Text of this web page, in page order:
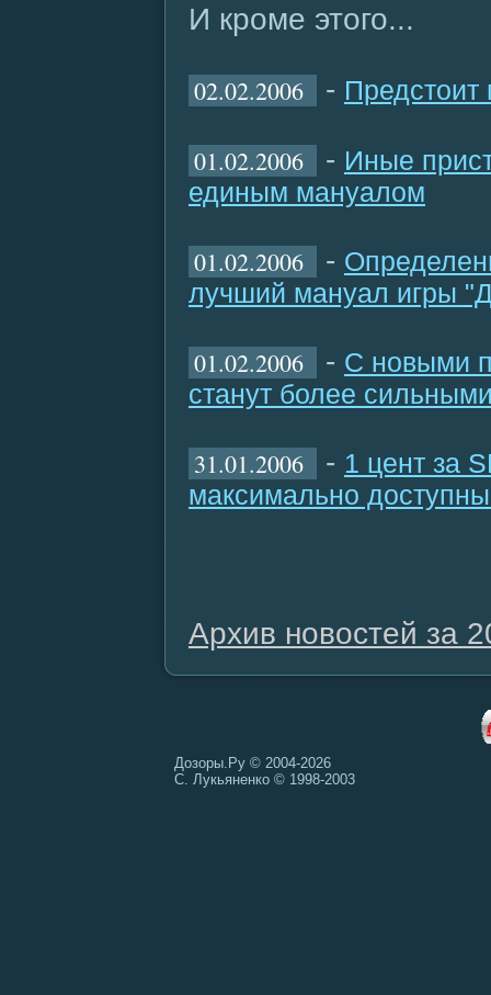
И кроме этого...
02.02.2006 - Предстоит
01.02.2006 - Иные
единым мануалом
01.02.2006 -
лучший мануал игры
01.02.2006 - С новыми
станут более
31.01.2006 - 1 цент за
максимально
Архив новостей за
Дозоры.Ру © 2004-2026
С. Лукьяненко © 1998-2003